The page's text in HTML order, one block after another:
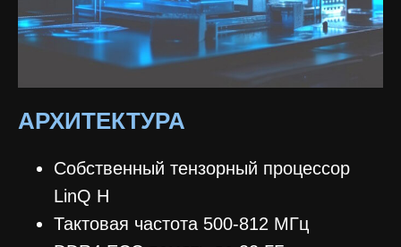
АРХИТЕКТУРА
Собственный тензорный процессор
LinQ H
Тактовая частота 500-812 МГц